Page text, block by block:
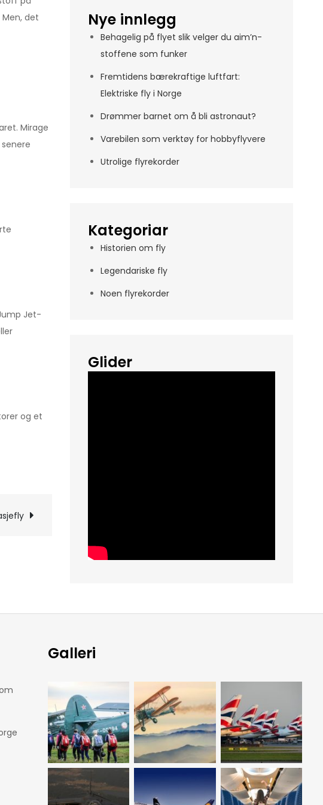
det
Mirage
Jet-
og et
Nye innlegg
Behagelig på flyet slik velger du aim’n-
stoffene som funker
Fremtidens bærekraftige luftfart:
Elektriske fly i Norge
Drømmer barnet om å bli astronaut?
Varebilen som verktøy for hobbyflyvere
Utrolige flyrekorder
Kategoriar
Historien om fly
Legendariske fly
Noen flyrekorder
Glider
Galleri